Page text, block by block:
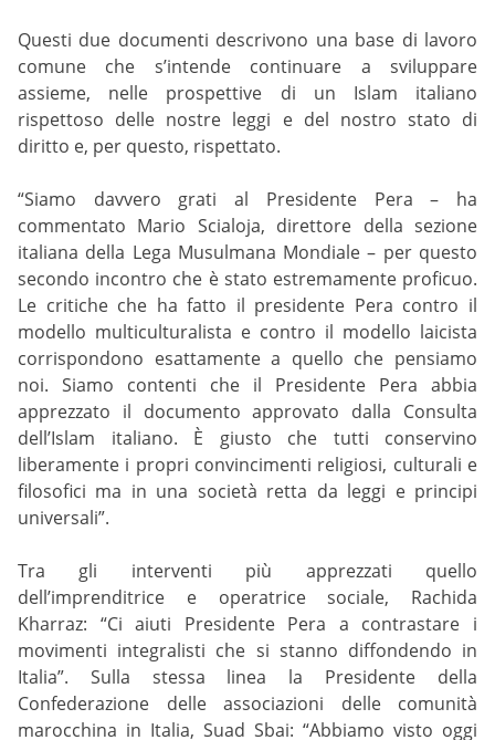
Questi due documenti descrivono una base di lavoro
comune che s’intende continuare a sviluppare
assieme, nelle prospettive di un Islam italiano
rispettoso delle nostre leggi e del nostro stato di
diritto e, per questo, rispettato.
“Siamo davvero grati al Presidente Pera – ha
commentato Mario Scialoja, direttore della sezione
italiana della Lega Musulmana Mondiale – per questo
secondo incontro che è stato estremamente proficuo.
Le critiche che ha fatto il presidente Pera contro il
modello multiculturalista e contro il modello laicista
corrispondono esattamente a quello che pensiamo
noi. Siamo contenti che il Presidente Pera abbia
apprezzato il documento approvato dalla Consulta
dell’Islam italiano. È giusto che tutti conservino
liberamente i propri convincimenti religiosi, culturali e
filosofici ma in una società retta da leggi e principi
universali”.
Tra gli interventi più apprezzati quello
dell’imprenditrice e operatrice sociale, Rachida
Kharraz: “Ci aiuti Presidente Pera a contrastare i
movimenti integralisti che si stanno diffondendo in
Italia”. Sulla stessa linea la Presidente della
Confederazione delle associazioni delle comunità
marocchina in Italia, Suad Sbai: “Abbiamo visto oggi